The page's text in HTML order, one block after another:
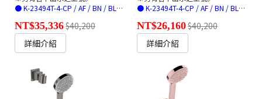
● K-23494T-4-CP / AF / BN / BL/RGD(連結)
NT$35,336$40,200
詳細介紹
● K-23494T-4-CP / AF / BN / BL/RGD(連結)
NT$26,160$40,200
詳細介紹